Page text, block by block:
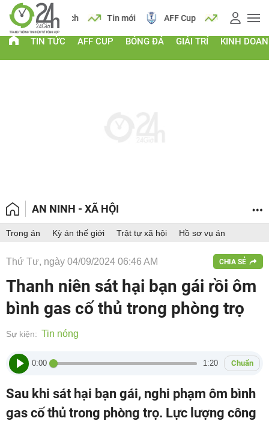
Lịch Tin mới AFF Cup Giá vàng
TIN TỨC AFF CUP BÓNG ĐÁ GIẢI TRÍ KINH
AN NINH - XÃ HỘI
Trọng án Kỳ án thế giới Trật tự xã hội Hồ sơ vụ án
Thứ Tư, ngày 04/09/2024 06:46 AM CHIA SẺ
Thanh niên sát hại bạn gái rồi ôm
bình gas cố thủ trong phòng trọ
Sự kiện: Tin nóng
0:00 1:20 Chuẩn
Sau khi sát hại bạn gái, nghi phạm ôm bình
gas cố thủ trong phòng trọ. Lực lượng công